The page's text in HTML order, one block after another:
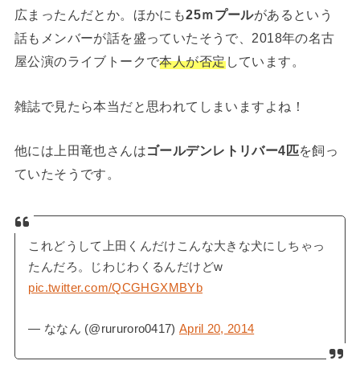
広まったんだとか。ほかにも25ｍプールがあるという
話もメンバーが話を盛っていたそうで、2018年の名古
屋公演のライブトークで本人が否定しています。
雑誌で見たら本当だと思われてしまいますよね！
他には上田竜也さんはゴールデンレトリバー4匹を飼っ
ていたそうです。
これどうして上田くんだけこんな大きな犬にしちゃっ
たんだろ。じわじわくるんだけどw
pic.twitter.com/QCGHGXMBYb
— ななん (@rururoro0417) April 20, 2014